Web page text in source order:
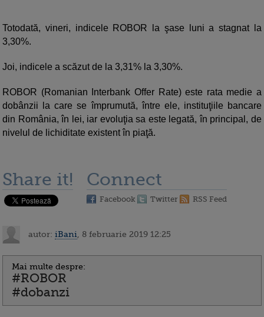
Totodată, vineri, indicele ROBOR la şase luni a stagnat la
3,30%.
Joi, indicele a scăzut de la 3,31% la 3,30%.
ROBOR (Romanian Interbank Offer Rate) este rata medie a
dobânzii la care se împrumută, între ele, instituţiile bancare
din România, în lei, iar evoluţia sa este legată, în principal, de
nivelul de lichiditate existent în piaţă.
Share it! Connect
Facebook Twitter RSS Feed
autor: iBani , 8 februarie 2019 12:25
Mai multe despre:
#ROBOR
#dobanzi